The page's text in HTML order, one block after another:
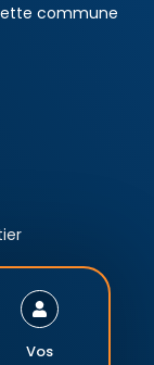
commune
Vos